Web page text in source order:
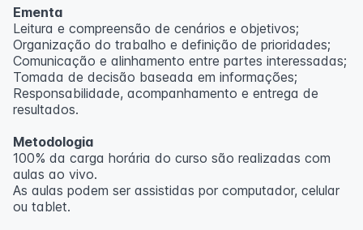
Ementa
Leitura e compreensão de cenários e objetivos;
Organização do trabalho e definição de prioridades;
Comunicação e alinhamento entre partes interessadas;
Tomada de decisão baseada em informações;
Responsabilidade, acompanhamento e entrega de
resultados.
Metodologia
100% da carga horária do curso são realizadas com
aulas ao vivo.
As aulas podem ser assistidas por computador, celular
ou tablet.